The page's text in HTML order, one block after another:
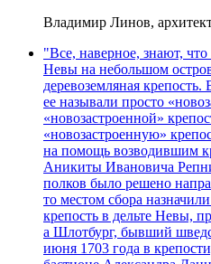
Владимир Линов,
"Все, наверное, знают, что
Невы на небольшом
деревоземляная
ее называли просто
«новозастроенной»
«новозастроенную»
на помощь возводившим
Аникиты Ивановича
полков было решено
то местом сбора
крепость в дельте Невы,
а Шлотбург, бывший
июня 1703 года в